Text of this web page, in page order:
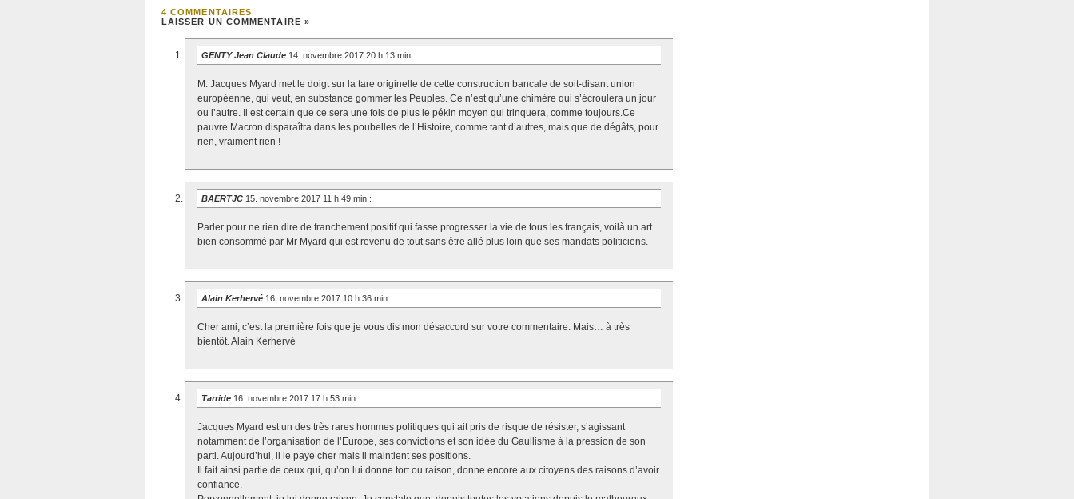
4 COMMENTAIRES
LAISSER UN COMMENTAIRE »
GENTY Jean Claude 14. novembre 2017 20 h 13 min :
M. Jacques Myard met le doigt sur la tare originelle de cette construction bancale de soit-disant union
européenne, qui veut, en substance gommer les Peuples. Ce n’est qu’une chimère qui s’écroulera un jour
ou l’autre. Il est certain que ce sera une fois de plus le pékin moyen qui trinquera, comme toujours.Ce
pauvre Macron disparaîtra dans les poubelles de l’Histoire, comme tant d’autres, mais que de dégâts, pour
rien, vraiment rien !
BAERTJC 15. novembre 2017 11 h 49 min :
Parler pour ne rien dire de franchement positif qui fasse progresser la vie de tous les français, voilà un art
bien consommé par Mr Myard qui est revenu de tout sans être allé plus loin que ses mandats politiciens.
Alain Kerhervé 16. novembre 2017 10 h 36 min :
Cher ami, c’est la première fois que je vous dis mon désaccord sur votre commentaire. Mais… à très
bientôt. Alain Kerhervé
Tarride 16. novembre 2017 17 h 53 min :
Jacques Myard est un des très rares hommes politiques qui ait pris de risque de résister, s’agissant
notamment de l’organisation de l’Europe, ses convictions et son idée du Gaullisme à la pression de son
parti. Aujourd’hui, il le paye cher mais il maintient ses positions.
Il fait ainsi partie de ceux qui, qu’on lui donne tort ou raison, donne encore aux citoyens des raisons d’avoir
confiance.